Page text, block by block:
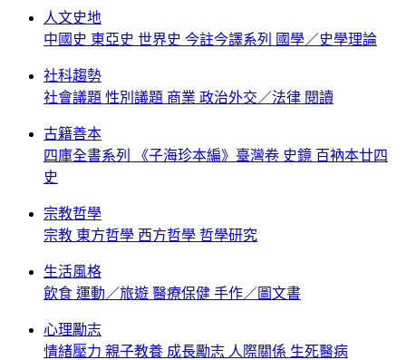
人文史地
中國史 東亞史 世界史 今註今譯系列 國學／史學理論
社科趨勢
社會議題 性別議題 商業 政治外交／法律 閱讀
古籍善本
四庫全書系列
《子海珍本編》臺灣卷 史鏡 百衲本廿四
史
宗教哲學
宗教 東方哲學 西方哲學 哲學研究
生活風格
飲食 運動／旅遊 醫療保健 手作／圖文書
心理勵志
情緒壓力 親子教養 成長勵志 人際關係 生死醫病